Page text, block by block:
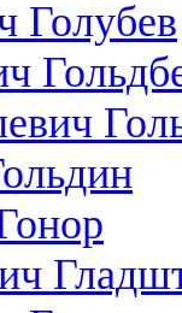
Голубев